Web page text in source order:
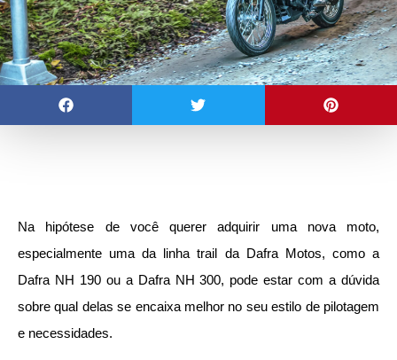
Na hipótese de você querer adquirir uma nova moto,
especialmente uma da linha trail da Dafra Motos, como a
Dafra NH 190 ou a Dafra NH 300, pode estar com a dúvida
sobre qual delas se encaixa melhor no seu estilo de pilotagem
e necessidades.